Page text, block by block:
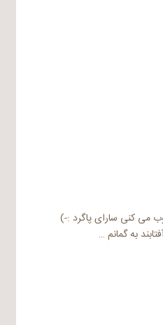
می کنی سارای پاگرد :-)
به گمانم …